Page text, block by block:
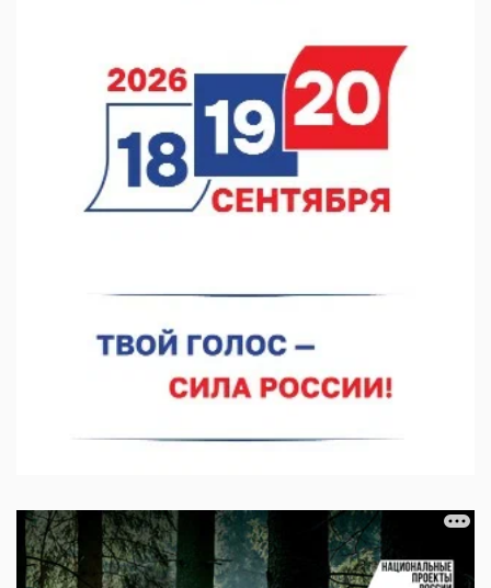
Кратковременные перерывы вещания телерадиопрограмм
ожидаются в Нижнем Новгороде до 16 августа в связи с
покраской телебашни
07.08.2026 11:20